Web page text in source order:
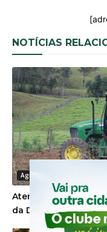
NOTÍCIAS
Agronegócio
Atenção
da DITR 2026